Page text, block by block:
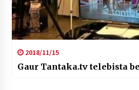
2018/11/15
Gaur Tantaka.tv telebista